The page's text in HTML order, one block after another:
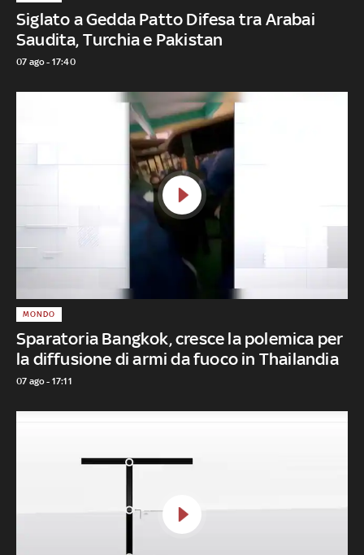
Siglato a Gedda Patto Difesa tra Arabai
Saudita, Turchia e Pakistan
07 ago - 17:40
Sparatoria Bangkok, cresce la polemica per
la diffusione di armi da fuoco in Thailandia
MONDO
07 ago - 17:11